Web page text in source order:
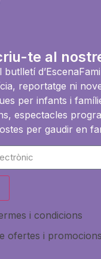
te al
reportatge ni
per infants i
espectacles
per gaudir en
i condicions
ofertes i